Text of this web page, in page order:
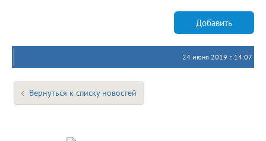
Добавить
24 июня 2019 г. 14:07
Вернуться к списку новостей